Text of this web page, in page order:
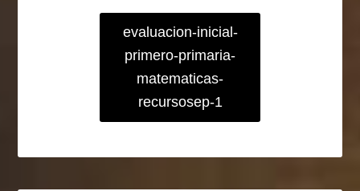
evaluacion-inicial-
primero-primaria-
matematicas-
recursosep-1